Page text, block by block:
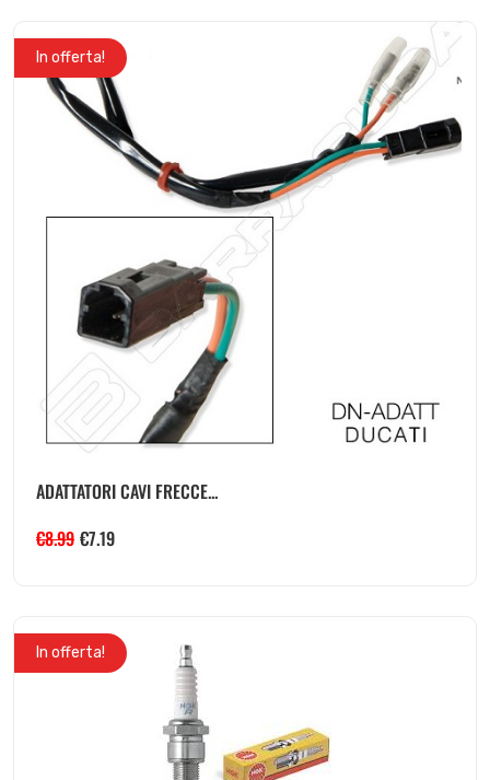
In offerta!
ADATTATORI CAVI FRECCE...
€8.99 €7.19
In offerta!